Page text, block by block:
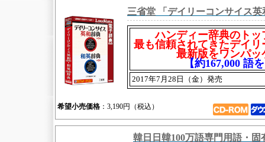
三省堂 「デイリーコンサイス
ハンディー辞典のト
最も信頼されてきたデイ
最新版をワンパッ
【約167,000 語
2017年7月28日（金）発売
希望小売価格 ：3,190円（税込）
韓日日韓100万語専門用語・固